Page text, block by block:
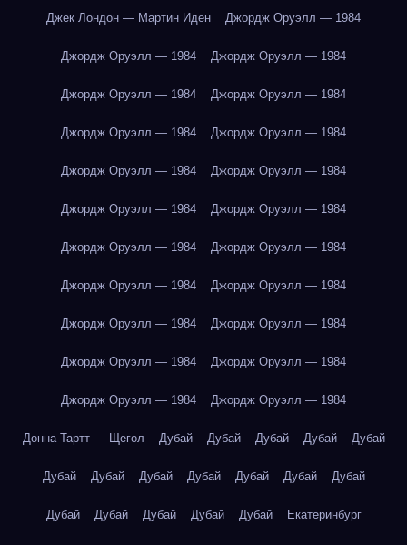
Джек Лондон — Мартин Иден Джордж Оруэлл — 1984
Джордж Оруэлл — 1984 Джордж Оруэлл — 1984
Джордж Оруэлл — 1984 Джордж Оруэлл — 1984
Джордж Оруэлл — 1984 Джордж Оруэлл — 1984
Джордж Оруэлл — 1984 Джордж Оруэлл — 1984
Джордж Оруэлл — 1984 Джордж Оруэлл — 1984
Джордж Оруэлл — 1984 Джордж Оруэлл — 1984
Джордж Оруэлл — 1984 Джордж Оруэлл — 1984
Джордж Оруэлл — 1984 Джордж Оруэлл — 1984
Джордж Оруэлл — 1984 Джордж Оруэлл — 1984
Джордж Оруэлл — 1984 Джордж Оруэлл — 1984
Донна Тартт — Щегол Дубай Дубай Дубай Дубай Дубай
Дубай Дубай Дубай Дубай Дубай Дубай Дубай
Дубай Дубай Дубай Дубай Дубай Екатеринбург